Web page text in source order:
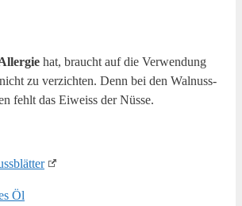
hat, braucht auf die Ver­wen­dung
zu ver­zich­ten. Denn bei den Wal­nuss­
fehlt das Eiweiss der Nüsse.
Öl